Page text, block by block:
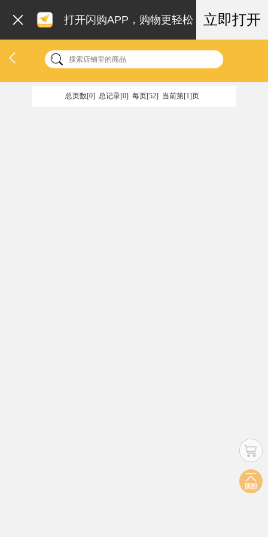
打开闪购APP，购物更轻松 立即打开
总页数[0] 总记录[0] 每页[52] 当前第[1]页